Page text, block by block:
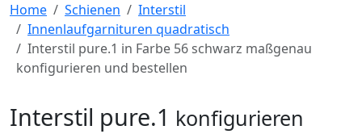
Home Schienen
Interstil
Innenlaufgarnituren quadratisch
Interstil pure.1 in Farbe 56 schwarz maßgenau
konfigurieren und bestellen
Interstil pure.1 konfigurieren